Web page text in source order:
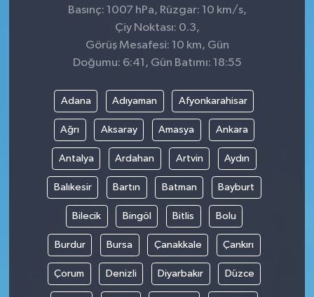
Basınç: 1007 hPa, Rüzgar: 10 km/s,
Çiy Noktası: 0.3,
Görüş Mesafesi: 10 km, Gün
Doğumu: 6:41, Gün Batımı: 18:55
Adana Adıyaman Afyonkarahisar
Ağrı Aksaray Amasya Ankara
Antalya Ardahan Artvin Aydın
Balıkesir Bartın Batman Bayburt
Bilecik Bingöl Bitlis Bolu
Burdur Bursa Çanakkale Çankırı
Çorum Denizli Diyarbakır Düzce